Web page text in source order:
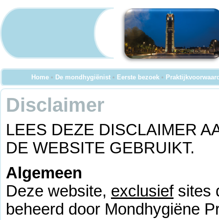
Home • De mondhygiënist • Eerste bezoek •
Disclaimer
LEES DEZE DISCLAIMER
DE WEBSITE GEBRUIKT.
Algemeen
Deze website, exclusiefsites
beheerd door Mondhygiëne